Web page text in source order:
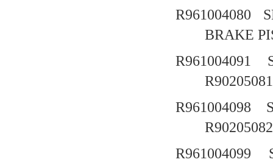
R961004080
BRAKE
R961004091
R961004098
R961004099